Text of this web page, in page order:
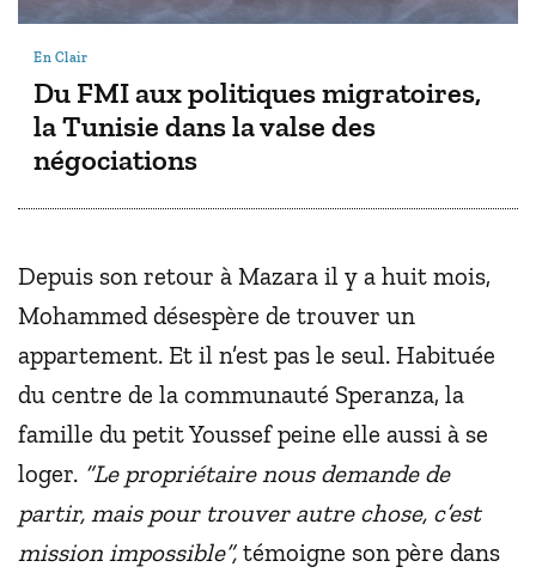
En Clair
Du FMI aux politiques migratoires,
la Tunisie dans la valse des
négociations
Depuis son retour à Mazara il y a huit mois,
Mohammed désespère de trouver un
appartement. Et il n’est pas le seul. Habituée
du centre de la communauté Speranza, la
famille du petit Youssef peine elle aussi à se
loger. “Le propriétaire nous demande de
partir, mais pour trouver autre chose, c’est
mission impossible”, témoigne son père dans